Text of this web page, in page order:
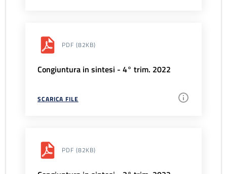
PDF (82KB)
Congiuntura in sintesi - 4° trim. 2022
SCARICA FILE
PDF (82KB)